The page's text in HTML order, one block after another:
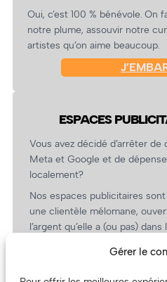
Gérer le
Oui, c’est 100 % bénévole. On
notre plume, assouvir notre
artistes qu’on aime beaucoup.
ESPACES
Vous avez décidé d’arrêter
Meta et Google et de
localement?
Nos espaces publicitaires
une clientèle mélomane,
l’argent qu’elle a (ou pas)
revient.